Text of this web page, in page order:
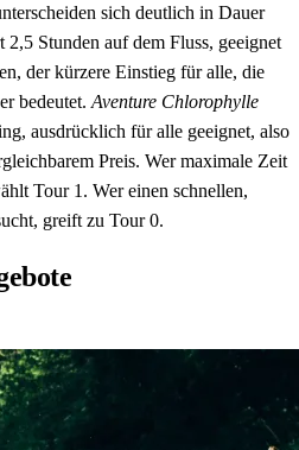
sich deutlich in Dauer
2,5 Stunden auf dem Fluss, geeignet
der kürzere Einstieg für alle, die
bedeutet. Aventure Chlorophylle
ausdrücklich für alle geeignet, also
Preis. Wer maximale Zeit
Tour 1. Wer einen schnellen,
greift zu Tour 0.